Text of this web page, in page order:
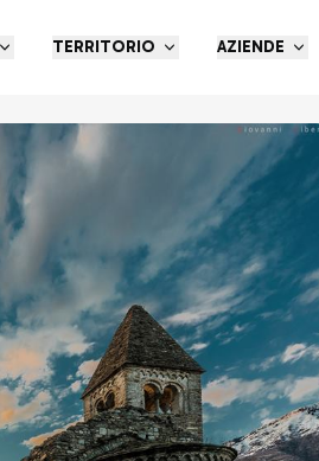
TERRITORIO AZIENDE